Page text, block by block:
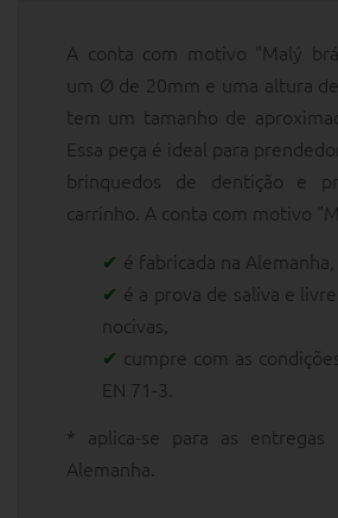
A conta com motivo "Malý
um Ø de 20mm e uma altura
tem um tamanho de
Essa peça é ideal para
brinquedos de dentição e
carrinho. A conta com motivo
é fabricada na Alemanha,
é a prova de saliva e
nocivas,
cumpre com as
EN 71-3.
* aplica-se para as
Alemanha.